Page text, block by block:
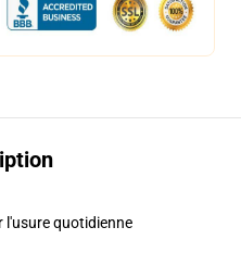
quotidienne